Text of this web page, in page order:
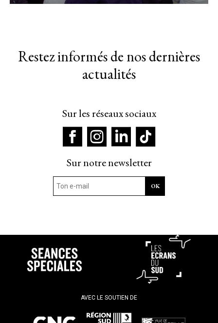
Restez informés de nos dernières
actualités
Sur les réseaux sociaux
Sur notre newsletter
AVEC LE SOUTIEN DE